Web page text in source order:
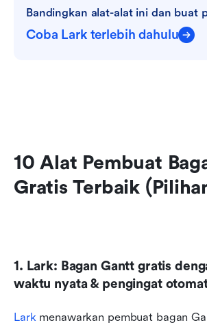
Bandingkan alat-alat ini dan buat
Coba Lark terlebih dahulu
10 Alat Pembuat
Gratis Terbaik
1. Lark: Bagan Gantt gratis
waktu nyata & pengingat
Lark menawarkan pembuat bagan